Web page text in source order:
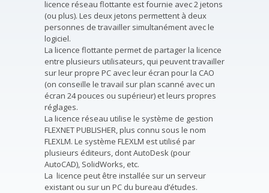
licence réseau flottante est fournie avec 2 jetons
(ou plus). Les deux jetons permettent à deux
personnes de travailler simultanément avec le
logiciel.
La licence flottante permet de partager la licence
entre plusieurs utilisateurs, qui peuvent travailler
sur leur propre PC avec leur écran pour la CAO
(on conseille le travail sur plan scanné avec un
écran 24 pouces ou supérieur) et leurs propres
réglages.
La licence réseau utilise le système de gestion
FLEXNET PUBLISHER, plus connu sous le nom
FLEXLM. Le système FLEXLM est utilisé par
plusieurs éditeurs, dont AutoDesk (pour
AutoCAD), SolidWorks, etc.
La licence peut être installée sur un serveur
existant ou sur un PC du bureau d’études.